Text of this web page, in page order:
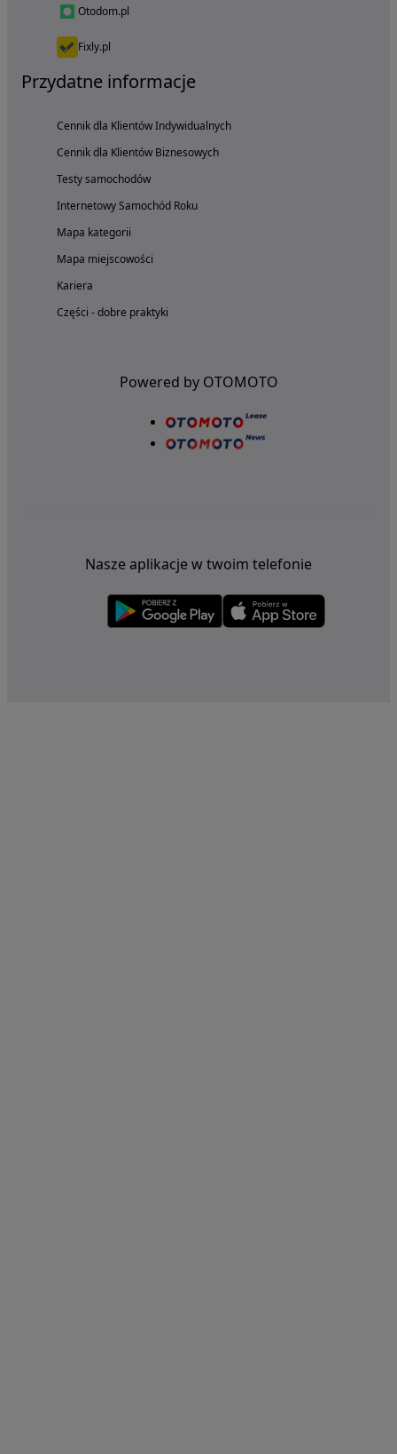
Otodom.pl
Fixly.pl
Przydatne informacje
Cennik dla Klientów Indywidualnych
Cennik dla Klientów Biznesowych
Testy samochodów
Internetowy Samochód Roku
Mapa kategorii
Mapa miejscowości
Kariera
Części - dobre praktyki
Powered by OTOMOTO
Nasze aplikacje w twoim telefonie